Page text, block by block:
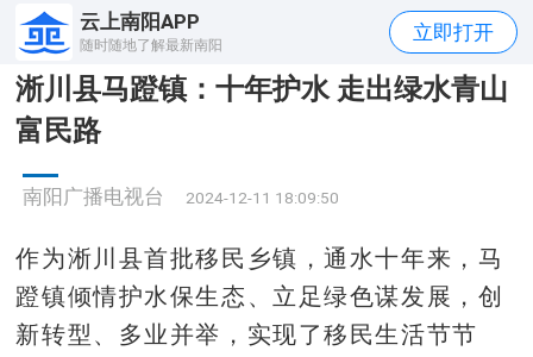
云上南阳APP
随时随地了解最新南阳
立即打开
淅川县马蹬镇：十年护水 走出绿水青山
富民路
南阳广播电视台 2024-12-11 18:09:50
作为淅川县首批移民乡镇，通水十年来，马
蹬镇倾情护水保生态、立足绿色谋发展，创
新转型、多业并举，实现了移民生活节节